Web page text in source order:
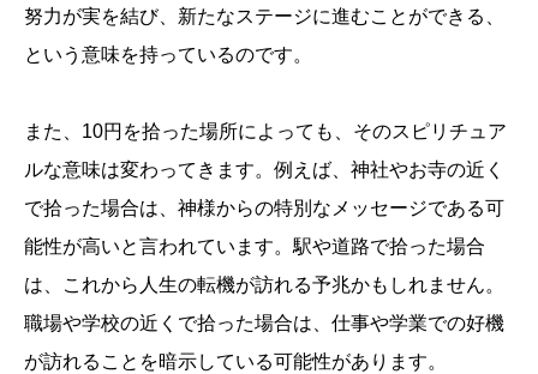
努力が実を結び、新たなステージに進むことができる、
という意味を持っているのです。
また、10円を拾った場所によっても、そのスピリチュア
ルな意味は変わってきます。例えば、神社やお寺の近く
で拾った場合は、神様からの特別なメッセージである可
能性が高いと言われています。駅や道路で拾った場合
は、これから人生の転機が訪れる予兆かもしれません。
職場や学校の近くで拾った場合は、仕事や学業での好機
が訪れることを暗示している可能性があります。